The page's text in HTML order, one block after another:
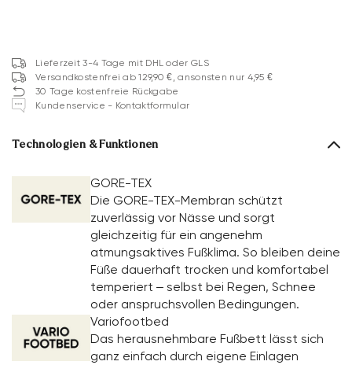
Lieferzeit 3-4 Tage mit DHL oder GLS
Versandkostenfrei ab 129,90 €, ansonsten nur 4,95 €
30 Tage kostenfreie Rückgabe
Kundenservice - Kontaktformular
Technologien & Funktionen
GORE-TEX
Die GORE-TEX-Membran schützt
zuverlässig vor Nässe und sorgt
gleichzeitig für ein angenehm
atmungsaktives Fußklima. So bleiben deine
Füße dauerhaft trocken und komfortabel
temperiert – selbst bei Regen, Schnee
oder anspruchsvollen Bedingungen.
Variofootbed
Das herausnehmbare Fußbett lässt sich
ganz einfach durch eigene Einlagen